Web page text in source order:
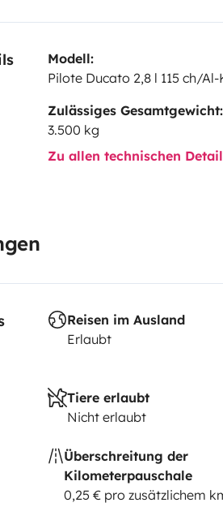
Modell:
Pilote Ducato 2,8 l 115 ch/Al-
Zulässiges Gesamtgewicht:
3.500 kg
Zu allen technischen
Reisen im Ausland
Erlaubt
Tiere erlaubt
Nicht erlaubt
Überschreitung der
Kilometerpauschale
0,25 € pro zusätzlichem